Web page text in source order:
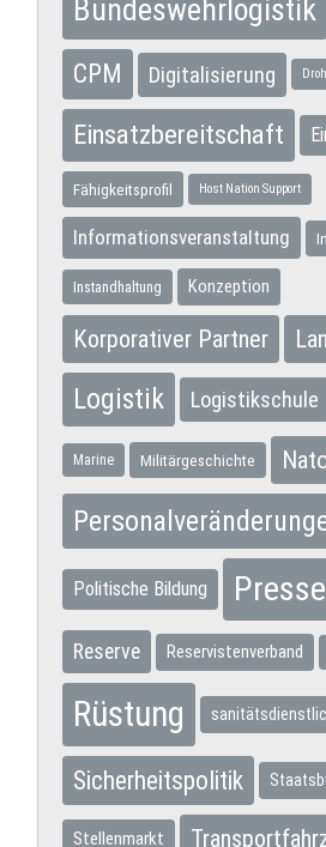
Bundeswehrlogistik
CPM Digitalisierung
Einsatzbereitschaft
Fähigkeitsprofil Host Nation Support
Informationsveranstaltung
Instandhaltung Konzeption
Korporativer Partner
Logistik Logistikschule
Marine Militärgeschichte
Politische Bildung
Reserve Reservistenverband
Rüstung
Sicherheitspolitik
Stellenmarkt